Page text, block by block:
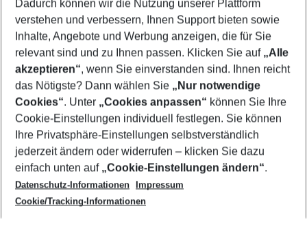
Mehr Filter anzeigen
Footer
Footer navigation
Über uns
AGB
Cookie-Einstellungen ändern
Cookie-Richtlinie
Datenschutz
Service & Hilfe
Barrierefreies Reisen
Check-in
Folgen Sie uns
Dadurch können wir die Nutzung unserer Plattform
verstehen und verbessern, Ihnen Support bieten sowie
Inhalte, Angebote und Werbung anzeigen, die für Sie
relevant sind und zu Ihnen passen. Klicken Sie auf „Alle
akzeptieren“, wenn Sie einverstanden sind. Ihnen reicht
das Nötigste? Dann wählen Sie „Nur notwendige
Cookies“. Unter „Cookies anpassen“ können Sie Ihre
Cookie-Einstellungen individuell festlegen. Sie können
Ihre Privatsphäre-Einstellungen selbstverständlich
jederzeit ändern oder widerrufen – klicken Sie dazu
einfach unten auf „Cookie-Einstellungen ändern“.
Datenschutz-Informationen
Impressum
Cookie/Tracking-Informationen